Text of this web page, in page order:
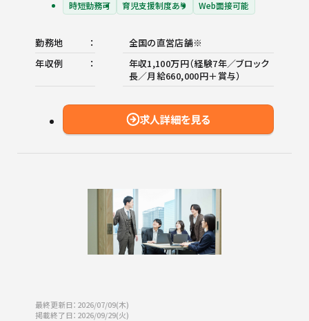
時短勤務可
育児支援制度あり Web面接可能
勤務地
全国の直営店舗※
年収例
年収1,100万円（経験7年／ブロック
長／月給660,000円＋賞与）
求人詳細を見る
最終更新日：2026/07/09(木)
掲載終了日：2026/09/29(火)